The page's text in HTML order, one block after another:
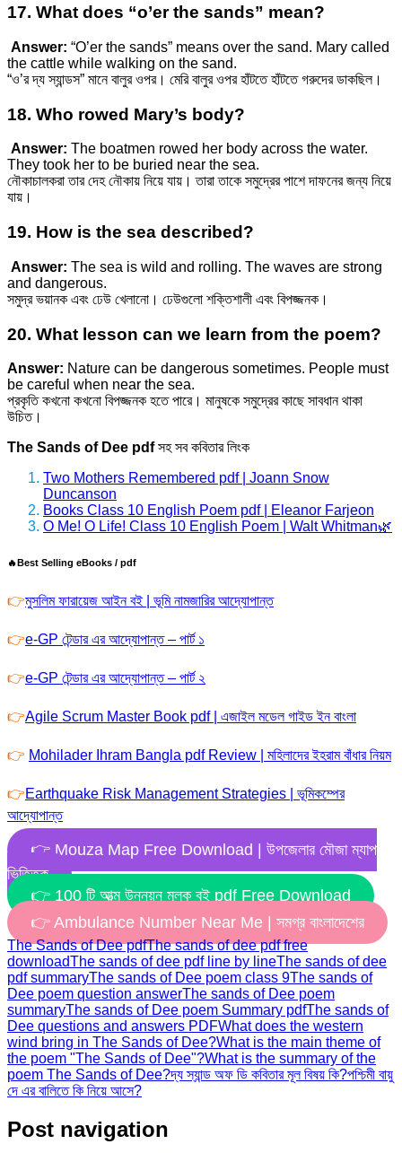
17. What does “o’er the sands” mean?
Answer: “O’er the sands” means over the sand. Mary called
the cattle while walking on the sand.
“ও’র দ্য স্যান্ডস” মানে বালুর ওপর। মেরি বালুর ওপর হাঁটতে হাঁটতে গরুদের ডাকছিল।
18. Who rowed Mary’s body?
Answer: The boatmen rowed her body across the water.
They took her to be buried near the sea.
নৌকাচালকরা তার দেহ নৌকায় নিয়ে যায়। তারা তাকে সমুদ্রের পাশে দাফনের জন্য নিয়ে
যায়।
19. How is the sea described?
Answer: The sea is wild and rolling. The waves are strong
and dangerous.
সমুদ্র ভয়ানক এবং ঢেউ খেলানো। ঢেউগুলো শক্তিশালী এবং বিপজ্জনক।
20. What lesson can we learn from the poem?
Answer: Nature can be dangerous sometimes. People must
be careful when near the sea.
প্রকৃতি কখনো কখনো বিপজ্জনক হতে পারে। মানুষকে সমুদ্রের কাছে সাবধান থাকা
উচিত।
The Sands of Dee pdfসহ সব কবিতার লিংক
Two Mothers Remembered pdf | Joann Snow
Duncanson
Books Class 10 English Poem pdf | Eleanor Farjeon
O Me! O Life! Class 10 English Poem | Walt Whitman🌿
🔥Best Selling eBooks / pdf
👉মুসলিম ফারায়েজ আইন বই | ভূমি নামজারির আদ্যোপান্ত
👉e-GP টেন্ডার এর আদ্যোপান্ত – পার্ট ১
👉e-GP টেন্ডার এর আদ্যোপান্ত – পার্ট ২
👉Agile Scrum Master Book pdf | এজাইল মডেল গাইড ইন বাংলা
👉 Mohilader Ihram Bangla pdf Review | মহিলাদের ইহরাম বাঁধার নিয়ম
👉Earthquake Risk Management Strategies | ভূমিকম্পের
আদ্যোপান্ত
👉 Mouza Map Free Download | উপজেলার মৌজা ম্যাপ
ভিত্তিক
👉 100 টি আত্ম উন্নয়ন মূলক বই pdf Free Download
👉 Ambulance Number Near Me | সমগ্র বাংলাদেশের
The Sands of Dee pdfThe sands of dee pdf free
downloadThe sands of dee pdf line by lineThe sands of dee
pdf summaryThe sands of Dee poem class 9The sands of
Dee poem question answerThe sands of Dee poem
summaryThe sands of Dee poem Summary pdfThe sands of
Dee questions and answers PDFWhat does the western
wind bring in The Sands of Dee?What is the main theme of
the poem "The Sands of Dee"?What is the summary of the
poem The Sands of Dee?দ্য স্যান্ড অফ ডি কবিতার মূল বিষয় কি?পশ্চিমী বায়ু
দে এর বালিতে কি নিয়ে আসে?
Post navigation